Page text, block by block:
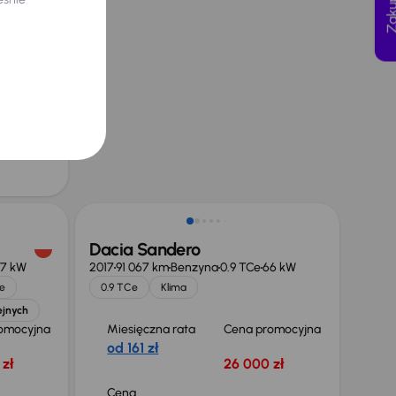
kW
Dacia Sandero
201791 067 kmBenzyna0.9 TCe66 kW
0.9 TCe Klima
Miesięczna rata
od 161 zł
Cena promocyjna
26 000 zł
Cena